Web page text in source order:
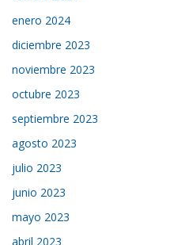
enero 2024
diciembre 2023
noviembre 2023
octubre 2023
septiembre 2023
agosto 2023
julio 2023
junio 2023
mayo 2023
abril 2023